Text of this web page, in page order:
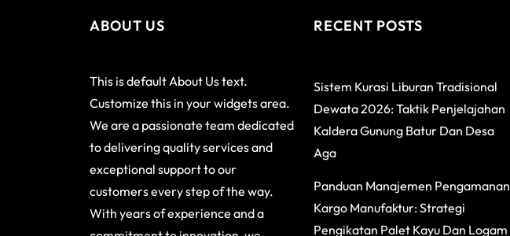
ABOUT US
This is default About Us text.
Customize this in your widgets area.
We are a passionate team dedicated
to delivering quality services and
exceptional support to our
customers every step of the way.
With years of experience and a
RECENT POSTS
Sistem Kurasi Liburan Tradisional
Dewata 2026: Taktik Penjelajahan
Kaldera Gunung Batur Dan Desa
Aga
Panduan Manajemen Pengamanan
Kargo Manufaktur: Strategi
Pengikatan Palet Kayu Dan Logam